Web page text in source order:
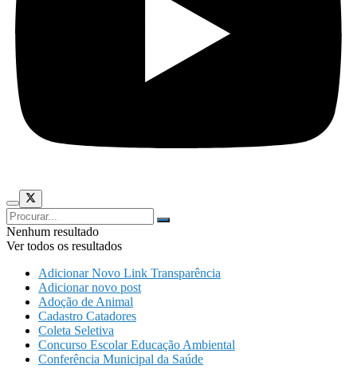
Nenhum resultado
Ver todos os resultados
Adicionar Novo Link Transparência
Adicionar novo post
Adoção de Animal
Cadastro Catadores
Coleta Seletiva
Concurso Escolar Educação Ambiental
Conferência Municipal da Saúde